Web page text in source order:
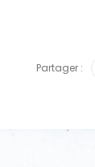
Partager :